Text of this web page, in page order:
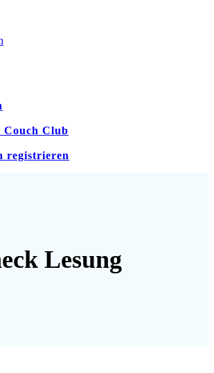
Couch Club
registrieren
Lesung